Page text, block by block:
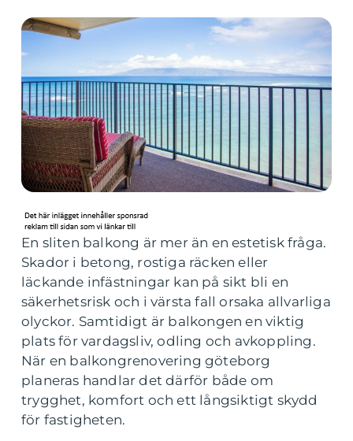
En sliten balkong är mer än en estetisk fråga.
Skador i betong, rostiga räcken eller
läckande infästningar kan på sikt bli en
säkerhetsrisk och i värsta fall orsaka allvarliga
olyckor. Samtidigt är balkongen en viktig
plats för vardagsliv, odling och avkoppling.
När en balkongrenovering göteborg
planeras handlar det därför både om
trygghet, komfort och ett långsiktigt skydd
för fastigheten.